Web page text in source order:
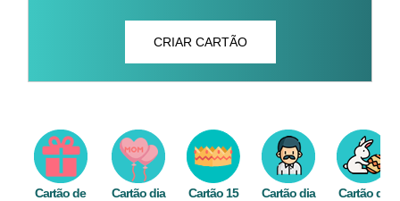
CRIAR CARTÃO
Cartão de
Cartão dia
Cartão 15
Cartão dia
Cartão de